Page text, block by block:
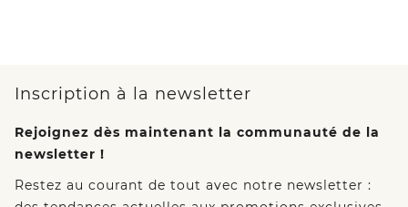
Inscription à la newsletter
Rejoignez dès maintenant la communauté de la
newsletter !
Restez au courant de tout avec notre newsletter :